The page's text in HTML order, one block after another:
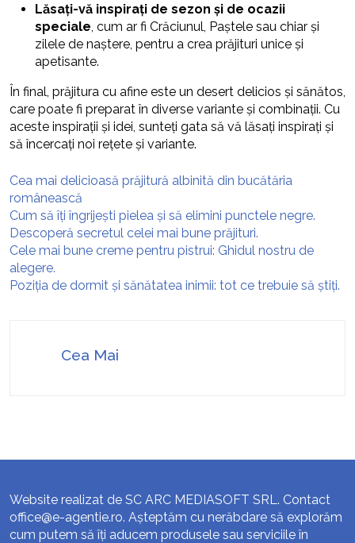
Lăsați-vă inspirați de sezon și de ocazii
speciale , cum ar fi Crăciunul, Paștele sau chiar și
zilele de naștere, pentru a crea prăjituri unice și
apetisante.
În final, prăjitura cu afine este un desert delicios și sănătos,
care poate fi preparat în diverse variante și combinații. Cu
aceste inspirații și idei, sunteți gata să vă lăsați inspirați și
să încercați noi rețete și variante.
Cea mai delicioasă prăjitură albinită din bucătăria
românească
Cum să îți îngrijești pielea și să elimini punctele negre.
Descoperă secretul celei mai bune prăjituri.
Cele mai bune creme pentru pistrui: Ghidul nostru de
alegere.
Poziția de dormit și sănătatea inimii: tot ce trebuie să știți.
Cea Mai
Website realizat de SC ARC MEDIASOFT SRL. Contact
office@e-agentie.ro. Așteptăm cu nerăbdare să explorăm
cum putem să îți aducem produsele sau serviciile în